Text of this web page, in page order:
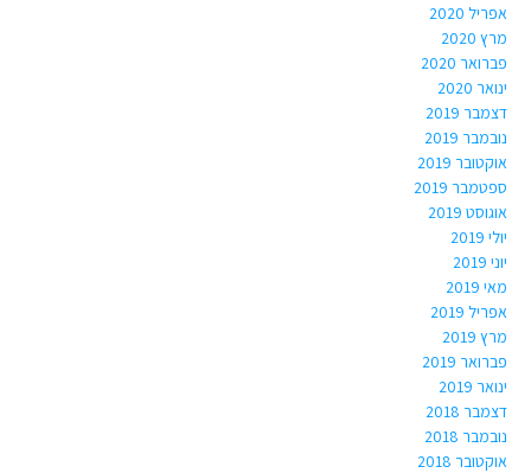
אפריל 2020
מרץ 2020
פברואר 2020
ינואר 2020
דצמבר 2019
נובמבר 2019
אוקטובר 2019
ספטמבר 2019
אוגוסט 2019
יולי 2019
יוני 2019
מאי 2019
אפריל 2019
מרץ 2019
פברואר 2019
ינואר 2019
דצמבר 2018
נובמבר 2018
אוקטובר 2018